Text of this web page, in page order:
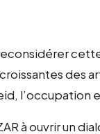
des
l’occupation
à ouvrir un